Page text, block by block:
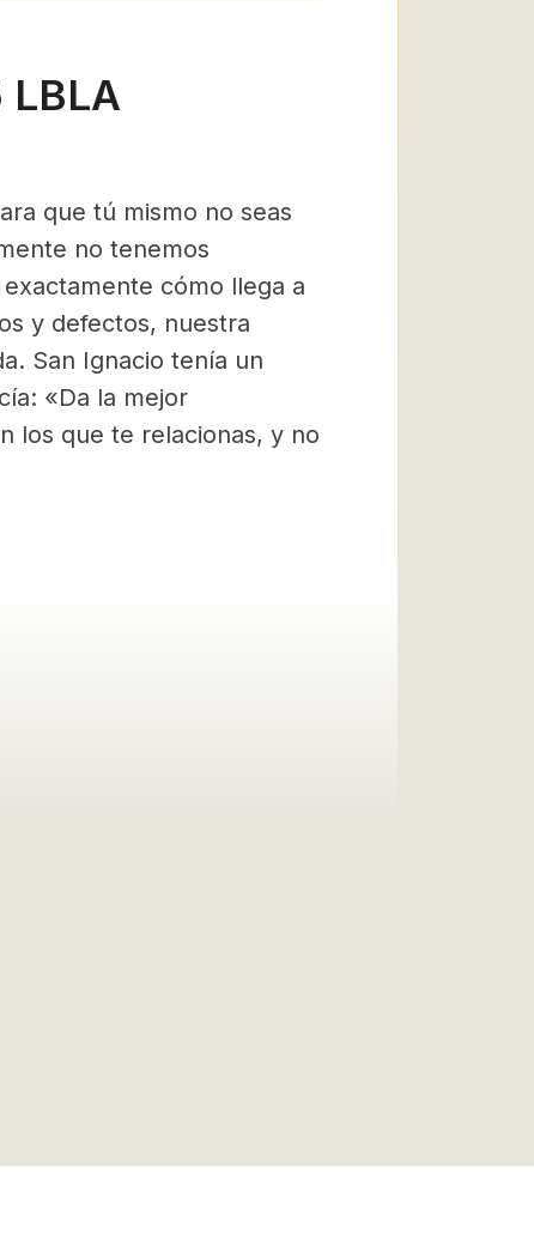
LBLA
que tú mismo no seas
no tenemos
cómo llega a
y defectos, nuestra
San Ignacio tenía un
«Da la mejor
los que te relacionas, y no